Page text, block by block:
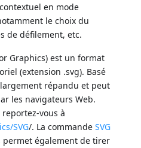
en mode
le choix du
de défilement, etc.
Graphics) est un format
(extension .svg). Basé
répandu et peut
les navigateurs Web.
vous à
SVG/. La commandeSVG
permet également de tirer